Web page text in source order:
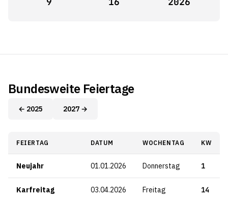
Bundesweite Feiertage
← 2025 2027 →
FEIERTAG DATUM WOCHENTAG KW
Neujahr 01.01.2026 Donnerstag 1
Karfreitag 03.04.2026 Freitag 14